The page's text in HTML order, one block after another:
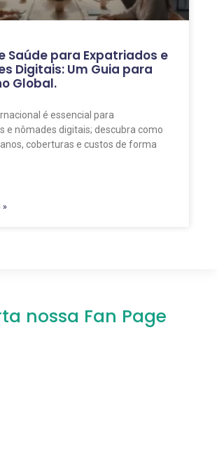
Saúde para Expatriados e
Digitais: Um Guia para
Global.
é essencial para
e nômades digitais; descubra como
coberturas e custos de forma
»
nossa Fan Page